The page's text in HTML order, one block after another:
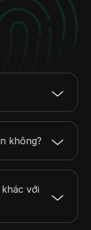
không?
với